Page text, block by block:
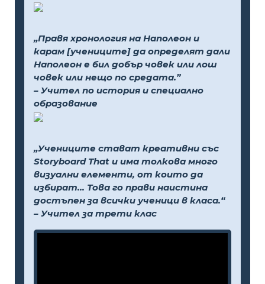
„Правя хронология на Наполеон и
карам [учениците] да определят дали
Наполеон е бил добър човек или лош
човек или нещо по средата.”
– Учител по история и специално
образование
„Учениците стават креативни със
Storyboard That и има толкова много
визуални елементи, от които да
избират... Това го прави наистина
достъпен за всички ученици в класа.“
– Учител за трети клас